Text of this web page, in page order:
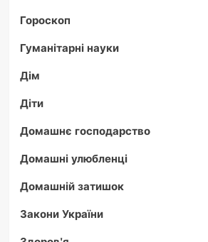
Гороскоп
Гуманітарні науки
Дім
Діти
Домашнє господарство
Домашні улюбленці
Домашній затишок
Закони України